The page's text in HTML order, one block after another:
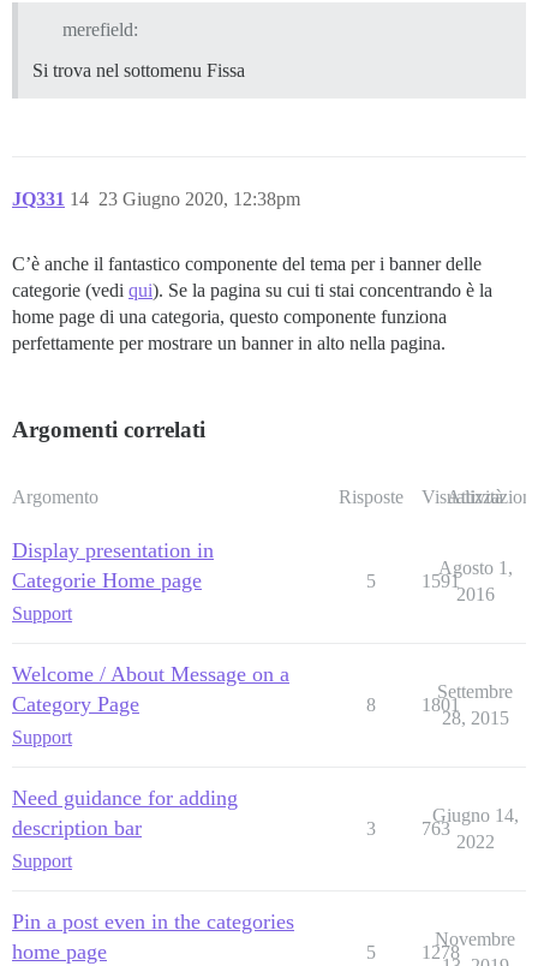
merefield:
Si trova nel sottomenu Fissa
JQ331 23 Giugno 2020, 12:38pm
14
C’è anche il fantastico componente del tema per i banner delle
categorie (vedi qui). Se la pagina su cui ti stai concentrando è la
home page di una categoria, questo componente funziona
perfettamente per mostrare un banner in alto nella pagina.
Argomenti correlati
Argomento Risposte Visualizzazioni
Attività
Display presentation in
Categorie Home page
Support
5 1591
Agosto 1,
2016
Welcome / About Message on a
Category Page
Support
8 1801
Settembre
28, 2015
Need guidance for adding
description bar
Support
3 763
Giugno 14,
2022
Pin a post even in the categories
home page
5 1278
Novembre